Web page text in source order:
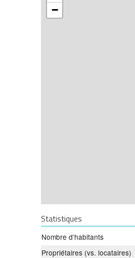
−
Statistiques
Nombre d'habitants
Propriétaires (vs. locataires)